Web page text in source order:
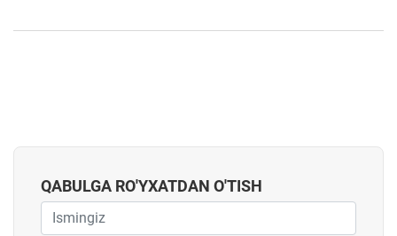
QABULGA RO'YXATDAN O'TISH